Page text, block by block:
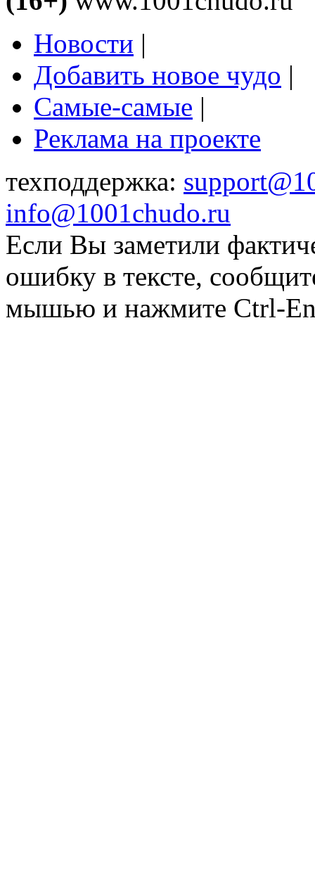
Новости |
Добавить новое чудо |
Самые-самые |
Реклама на проекте
техподдержка:
info@1001chudo.ru
Если Вы заметили
ошибку в тексте,
мышью и нажмите Ctrl-